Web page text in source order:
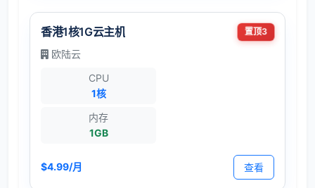
香港1核1G云主机 置顶3
欧陆云
CPU
1核
内存
1GB
$4.99/月 查看